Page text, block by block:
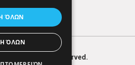
HERE. All Rights Reserved.
ΌΛΩΝ
ΌΛΩΝ